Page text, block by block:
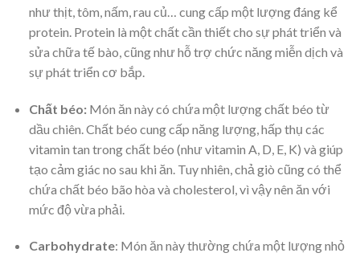
như thịt, tôm, nấm, rau củ… cung cấp một lượng đáng kể
protein. Protein là một chất cần thiết cho sự phát triển và
sửa chữa tế bào, cũng như hỗ trợ chức năng miễn dịch và
sự phát triển cơ bắp.
Chất béo:Món ăn này có chứa một lượng chất béo từ
dầu chiên. Chất béo cung cấp năng lượng, hấp thụ các
vitamin tan trong chất béo (như vitamin A, D, E, K) và giúp
tạo cảm giác no sau khi ăn. Tuy nhiên, chả giò cũng có thể
chứa chất béo bão hòa và cholesterol, vì vậy nên ăn với
mức độ vừa phải.
Carbohydrate: Món ăn này thường chứa một lượng nhỏ